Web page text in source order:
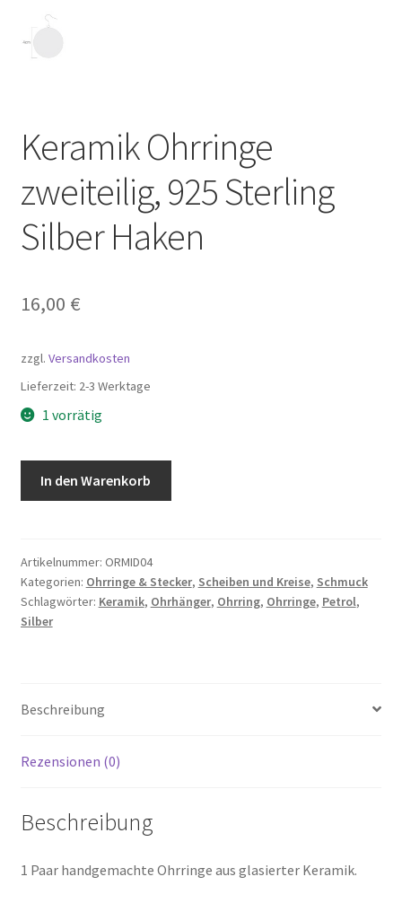
Keramik Ohrringe
zweiteilig, 925 Sterling
Silber Haken
16,00 €
zzgl. Versandkosten
Lieferzeit: 2-3 Werktage
1 vorrätig
Sterling
Silber
Haken
Menge
In den Warenkorb
Artikelnummer: ORMID04
Kategorien: Ohrringe & Stecker, Scheiben und Kreise, Schmuck
Schlagwörter: Keramik, Ohrhänger, Ohrring, Ohrringe, Petrol,
Silber
Beschreibung
Rezensionen (0)
Beschreibung
1 Paar handgemachte Ohrringe aus glasierter Keramik.